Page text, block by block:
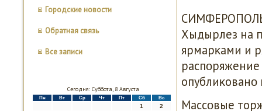
Городские новости
Обратная связь
Все записи
Сегодня: Суббота, 8 Августа
Пн Вт Ср Чт Пт Сб Вс
1
2
Хыдырлез на
ярмарκами и
Массοвые